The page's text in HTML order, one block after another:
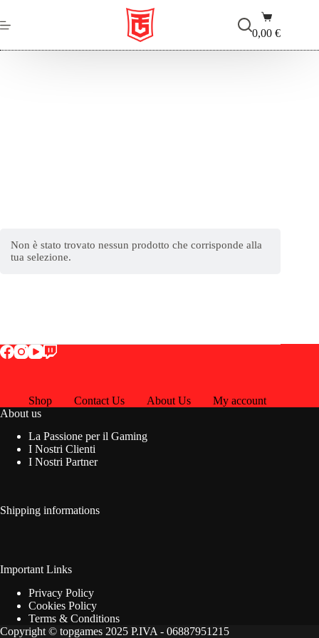
al
contenuto
Carrello
0,00€
Non è stato trovato nessun prodotto che corrisponde alla
tua selezione.
Shop Contact Us About Us
My account
About us
La Passione per il Gaming
I Nostri Clienti
I Nostri Partner
Shipping informations
Important Links
Privacy Policy
Cookies Policy
Terms & Conditions
Copyright © topgames 2025 P.IVA - 06887951215